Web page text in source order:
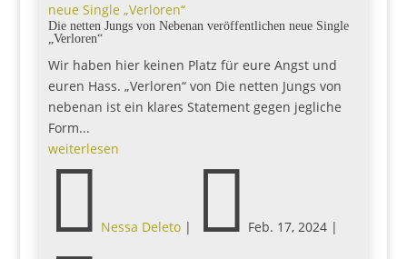
neue Single „Verloren“
Die netten Jungs von Nebenan veröffentlichen neue Single
„Verloren“
Wir haben hier keinen Platz für eure Angst und
euren Hass. „Verloren“ von Die netten Jungs von
nebenan ist ein klares Statement gegen jegliche
Form...
weiterlesen
 Nessa Deleto|  Feb. 17, 2024|